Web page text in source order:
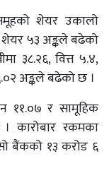
शेयर उकालो
५३ अङ्कले बढेको
३८.२६, वित्त ५.४,
अङ्कले बढेको छ ।
११.०७ र सामूहिक
कारोबार रकमका
बैंकको १३ करोड ६